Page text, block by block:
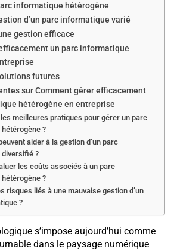
informatique hétérogène
d’un parc informatique varié
gestion efficace
un parc informatique
futures
sur Comment gérer efficacement
hétérogène en entreprise
meilleures pratiques pour gérer un parc
?
aider à la gestion d’un parc
?
les coûts associés à un parc
?
risques liés à une mauvaise gestion d’un
?
s’impose aujourd’hui comme
dans le paysage numérique